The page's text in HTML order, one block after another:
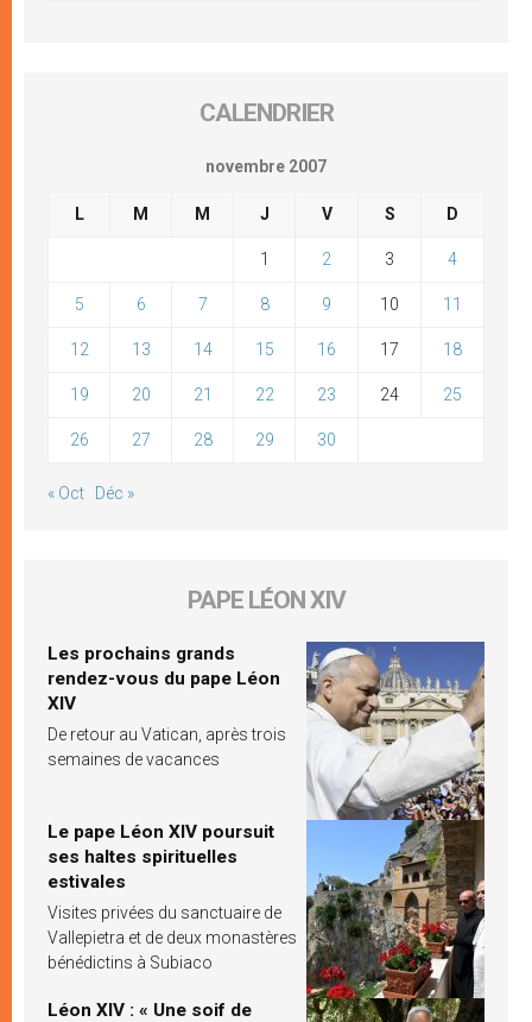
CALENDRIER
novembre 2007
L M M J V S D
1 2 3 4
5 6 7 8 9 10 11
12 13 14 15 16 17 18
19 20 21 22 23 24 25
26 27 28 29 30
« Oct Déc »
PAPE LÉON XIV
Les prochains grands
rendez-vous du pape Léon
XIV
De retour au Vatican, après trois
semaines de vacances
Le pape Léon XIV poursuit
ses haltes spirituelles
estivales
Visites privées du sanctuaire de
Vallepietra et de deux monastères
bénédictins à Subiaco
Léon XIV : « Une soif de